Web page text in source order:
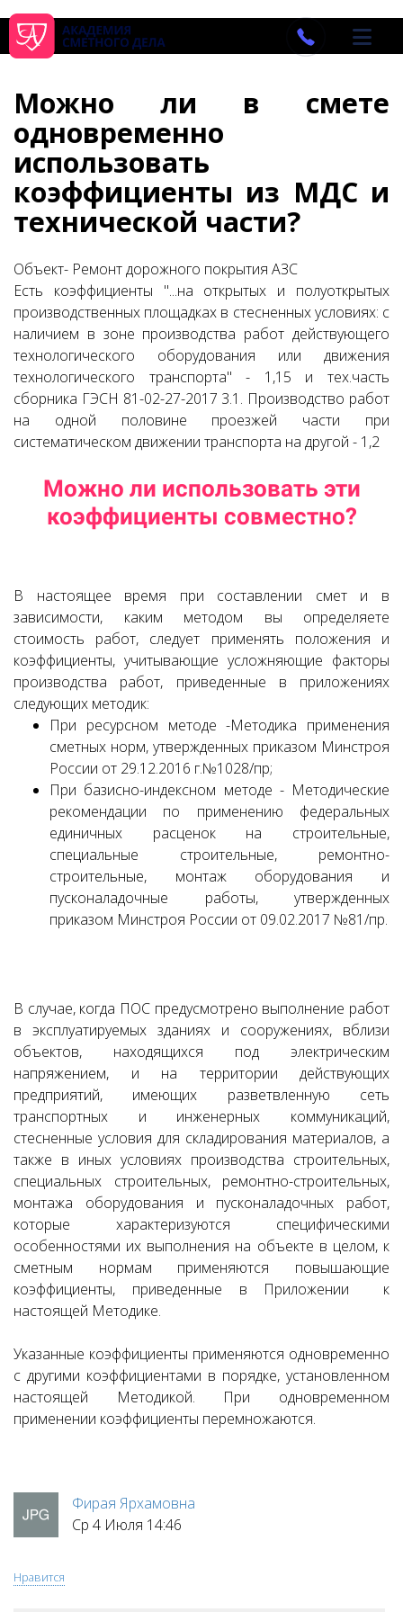
Можно ли в смете
одновременно
использовать
коэффициенты из МДС и
технической части?
Объект- Ремонт дорожного покрытия АЗС
Есть коэффициенты "...на открытых и полуоткрытых
производственных площадках в стесненных условиях: с
наличием в зоне производства работ действующего
технологического оборудования или движения
технологического транспорта" - 1,15 и тех.часть
сборника ГЭСН 81-02-27-2017 3.1. Производство работ
на одной половине проезжей части при
систематическом движении транспорта на другой - 1,2
Можно ли использовать эти
коэффициенты совместно?
В настоящее время при составлении смет и в
зависимости, каким методом вы определяете
стоимость работ, следует применять положения и
коэффициенты, учитывающие усложняющие факторы
производства работ, приведенные в приложениях
следующих методик:
При ресурсном методе -Методика применения
сметных норм, утвержденных приказом Минстроя
России от 29.12.2016 г.№1028/пр;
При базисно-индексном методе - Методические
рекомендации по применению федеральных
единичных расценок на строительные,
специальные строительные, ремонтно-
строительные, монтаж оборудования и
пусконаладочные работы, утвержденных
приказом Минстроя России от 09.02.2017 №81/пр.
В случае, когда ПОС предусмотрено выполнение работ
в эксплуатируемых зданиях и сооружениях, вблизи
объектов, находящихся под электрическим
напряжением, и на территории действующих
предприятий, имеющих разветвленную сеть
транспортных и инженерных коммуникаций,
стесненные условия для складирования материалов, а
также в иных условиях производства строительных,
специальных строительных, ремонтно-строительных,
монтажа оборудования и пусконаладочных работ,
которые характеризуются специфическими
особенностями их выполнения на объекте в целом, к
сметным нормам применяются повышающие
коэффициенты, приведенные в Приложении к
настоящей Методике.
Указанные коэффициенты применяются одновременно
с другими коэффициентами в порядке, установленном
настоящей Методикой. При одновременном
применении коэффициенты перемножаются.
Фирая Ярхамовна
Ср 4 Июля 14:46
Нравится